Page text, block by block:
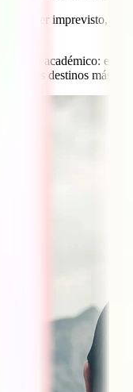
imprevisto,
académico:
en los destinos más